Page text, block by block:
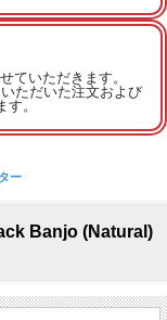
ていただきます。
ただいた注文および
。
ー
Banjo (Natural)